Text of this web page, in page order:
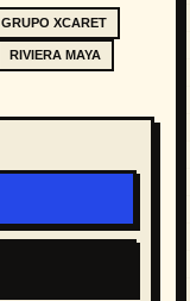
GRUPO XCARET
RIVIERA MAYA